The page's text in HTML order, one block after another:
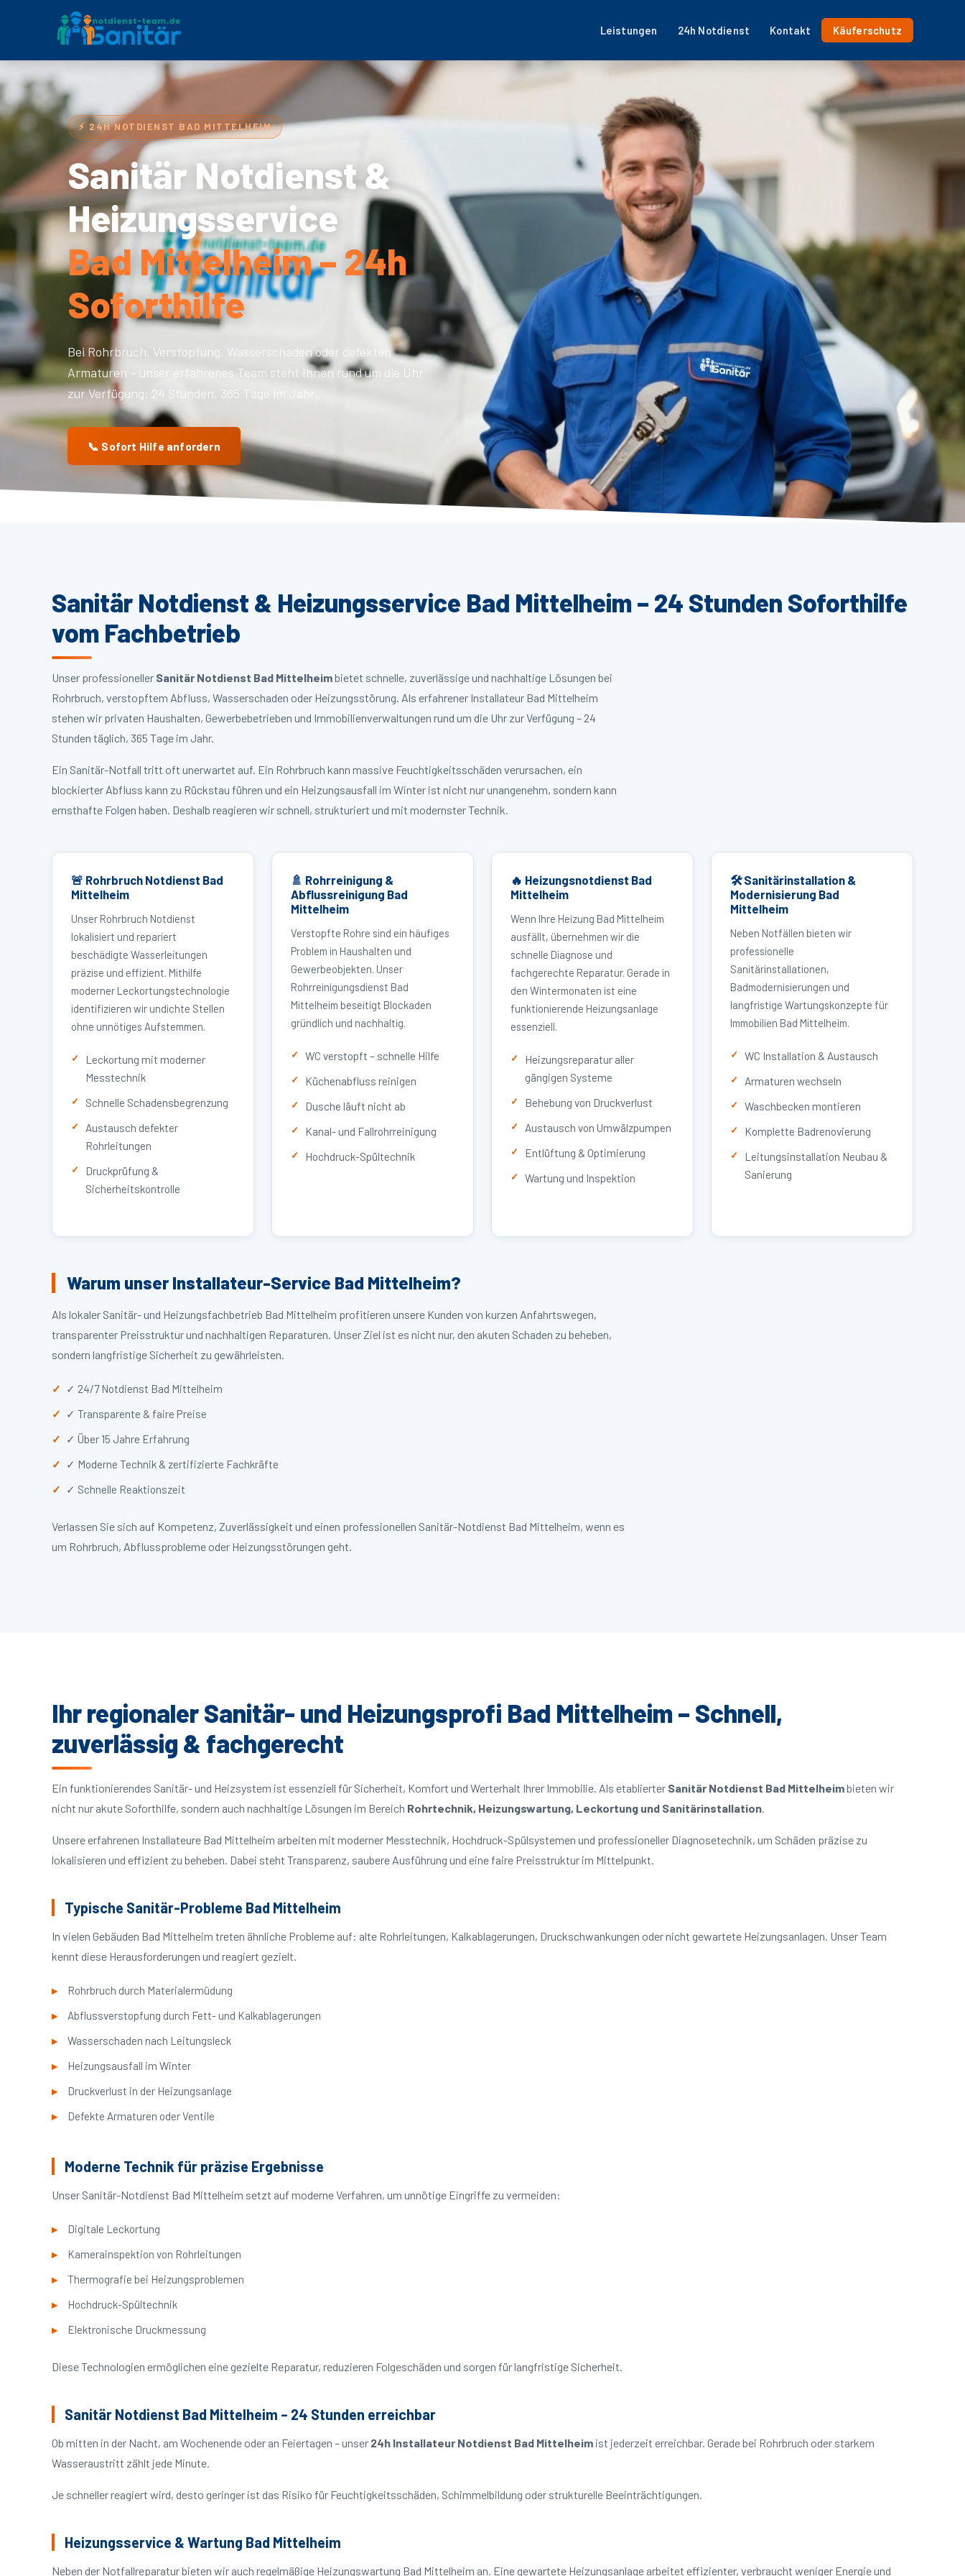
Leistungen 24h Notdienst Kontakt Käuferschutz
⚡ 24H NOTDIENST BAD MITTELHEIM
Sanitär Notdienst &
Heizungsservice
Bad Mittelheim – 24h
Soforthilfe
Bei Rohrbruch, Verstopfung, Wasserschaden oder defekten
Armaturen – unser erfahrenes Team steht Ihnen rund um die Uhr
zur Verfügung: 24 Stunden, 365 Tage im Jahr.
📞 Sofort Hilfe anfordern
Sanitär Notdienst & Heizungsservice Bad Mittelheim – 24 Stunden Soforthilfe
vom Fachbetrieb
Unser professioneller Sanitär Notdienst Bad Mittelheimbietet schnelle, zuverlässige und nachhaltige Lösungen bei
Rohrbruch, verstopftem Abfluss, Wasserschaden oder Heizungsstörung. Als erfahrener Installateur Bad Mittelheim
stehen wir privaten Haushalten, Gewerbebetrieben und Immobilienverwaltungen rund um die Uhr zur Verfügung – 24
Stunden täglich, 365 Tage im Jahr.
Ein Sanitär-Notfall tritt oft unerwartet auf. Ein Rohrbruch kann massive Feuchtigkeitsschäden verursachen, ein
blockierter Abfluss kann zu Rückstau führen und ein Heizungsausfall im Winter ist nicht nur unangenehm, sondern kann
ernsthafte Folgen haben. Deshalb reagieren wir schnell, strukturiert und mit modernster Technik.
🚨 Rohrbruch Notdienst Bad
Mittelheim
Unser Rohrbruch Notdienst
lokalisiert und repariert
beschädigte Wasserleitungen
präzise und effizient. Mithilfe
moderner Leckortungstechnologie
identifizieren wir undichte Stellen
ohne unnötiges Aufstemmen.
Leckortung mit moderner
Messtechnik
Schnelle Schadensbegrenzung
Austausch defekter
Rohrleitungen
Druckprüfung &
Sicherheitskontrolle
🚿 Rohrreinigung &
Abflussreinigung Bad
Mittelheim
Verstopfte Rohre sind ein häufiges
Problem in Haushalten und
Gewerbeobjekten. Unser
Rohrreinigungsdienst Bad
Mittelheim beseitigt Blockaden
gründlich und nachhaltig.
WC verstopft – schnelle Hilfe
Küchenabfluss reinigen
Dusche läuft nicht ab
Kanal- und Fallrohrreinigung
Hochdruck-Spültechnik
🔥 Heizungsnotdienst Bad
Mittelheim
Wenn Ihre Heizung Bad Mittelheim
ausfällt, übernehmen wir die
schnelle Diagnose und
fachgerechte Reparatur. Gerade in
den Wintermonaten ist eine
funktionierende Heizungsanlage
essenziell.
Heizungsreparatur aller
gängigen Systeme
Behebung von Druckverlust
Austausch von Umwälzpumpen
Entlüftung & Optimierung
Wartung und Inspektion
🛠 Sanitärinstallation &
Modernisierung Bad
Mittelheim
Neben Notfällen bieten wir
professionelle
Sanitärinstallationen,
Badmodernisierungen und
langfristige Wartungskonzepte für
Immobilien Bad Mittelheim.
WC Installation & Austausch
Armaturen wechseln
Waschbecken montieren
Komplette Badrenovierung
Leitungsinstallation Neubau &
Sanierung
Warum unser Installateur-Service Bad Mittelheim?
Als lokaler Sanitär- und Heizungsfachbetrieb Bad Mittelheim profitieren unsere Kunden von kurzen Anfahrtswegen,
transparenter Preisstruktur und nachhaltigen Reparaturen. Unser Ziel ist es nicht nur, den akuten Schaden zu beheben,
sondern langfristige Sicherheit zu gewährleisten.
✓ 24/7 Notdienst Bad Mittelheim
✓ Transparente & faire Preise
✓ Über 15 Jahre Erfahrung
✓ Moderne Technik & zertifizierte Fachkräfte
✓ Schnelle Reaktionszeit
Verlassen Sie sich auf Kompetenz, Zuverlässigkeit und einen professionellen Sanitär-Notdienst Bad Mittelheim, wenn es
um Rohrbruch, Abflussprobleme oder Heizungsstörungen geht.
Ihr regionaler Sanitär- und Heizungsprofi Bad Mittelheim – Schnell,
zuverlässig & fachgerecht
Ein funktionierendes Sanitär- und Heizsystem ist essenziell für Sicherheit, Komfort und Werterhalt Ihrer Immobilie. Als etablierter Sanitär Notdienst Bad Mittelheimbieten wir
nicht nur akute Soforthilfe, sondern auch nachhaltige Lösungen im Bereich Rohrtechnik, Heizungswartung, Leckortung und Sanitärinstallation.
Unsere erfahrenen Installateure Bad Mittelheim arbeiten mit moderner Messtechnik, Hochdruck-Spülsystemen und professioneller Diagnosetechnik, um Schäden präzise zu
lokalisieren und effizient zu beheben. Dabei steht Transparenz, saubere Ausführung und eine faire Preisstruktur im Mittelpunkt.
Typische Sanitär-Probleme Bad Mittelheim
In vielen Gebäuden Bad Mittelheim treten ähnliche Probleme auf: alte Rohrleitungen, Kalkablagerungen, Druckschwankungen oder nicht gewartete Heizungsanlagen. Unser Team
kennt diese Herausforderungen und reagiert gezielt.
Rohrbruch durch Materialermüdung
Abflussverstopfung durch Fett- und Kalkablagerungen
Wasserschaden nach Leitungsleck
Heizungsausfall im Winter
Druckverlust in der Heizungsanlage
Defekte Armaturen oder Ventile
Moderne Technik für präzise Ergebnisse
Unser Sanitär-Notdienst Bad Mittelheim setzt auf moderne Verfahren, um unnötige Eingriffe zu vermeiden:
Digitale Leckortung
Kamerainspektion von Rohrleitungen
Thermografie bei Heizungsproblemen
Hochdruck-Spültechnik
Elektronische Druckmessung
Diese Technologien ermöglichen eine gezielte Reparatur, reduzieren Folgeschäden und sorgen für langfristige Sicherheit.
Sanitär Notdienst Bad Mittelheim – 24 Stunden erreichbar
Ob mitten in der Nacht, am Wochenende oder an Feiertagen – unser 24h Installateur Notdienst Bad Mittelheim ist jederzeit erreichbar. Gerade bei Rohrbruch oder starkem
Wasseraustritt zählt jede Minute.
Je schneller reagiert wird, desto geringer ist das Risiko für Feuchtigkeitsschäden, Schimmelbildung oder strukturelle Beeinträchtigungen.
Heizungsservice & Wartung Bad Mittelheim
Neben der Notfallreparatur bieten wir auch regelmäßige Heizungswartung Bad Mittelheim an. Eine gewartete Heizungsanlage arbeitet effizienter, verbraucht weniger Energie und